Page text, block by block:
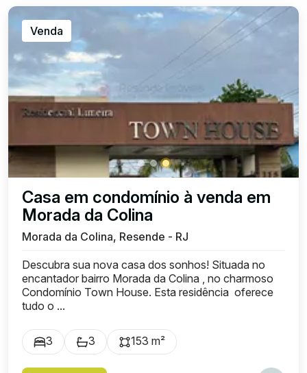
Venda
Casa em condomínio à venda em
Morada da Colina
Morada da Colina, Resende - RJ
Descubra sua nova casa dos sonhos! Situada no
encantador bairro Morada da Colina , no charmoso
Condomínio Town House. Esta residência oferece
tudo o ...
3 3 153 m²